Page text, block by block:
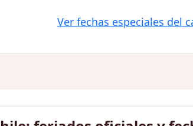
Ver fechas especiales del